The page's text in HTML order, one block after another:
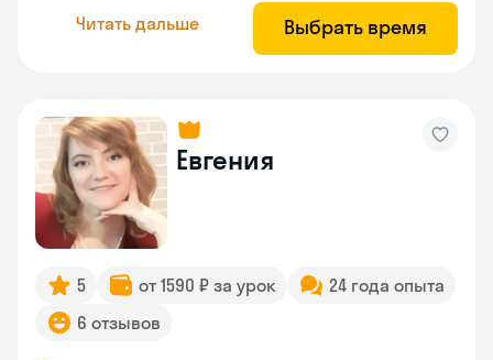
Читать дальше Выбрать время
Евгения
5 от 1590 ₽ за урок
24 года опыта
6 отзывов